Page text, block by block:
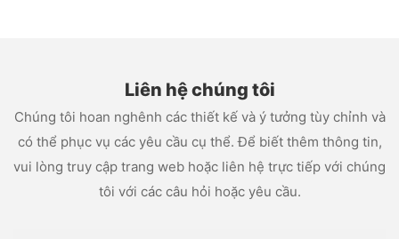
Liên hệ chúng tôi
Chúng tôi hoan nghênh các thiết kế và ý tưởng tùy chỉnh và
có thể phục vụ các yêu cầu cụ thể. Để biết thêm thông tin,
vui lòng truy cập trang web hoặc liên hệ trực tiếp với chúng
tôi với các câu hỏi hoặc yêu cầu.